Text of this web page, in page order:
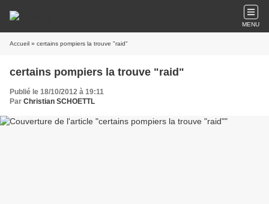
MENU
Accueil » certains pompiers la trouve "raid"
certains pompiers la trouve "raid"
Publié le 18/10/2012 à 19:11
Par Christian SCHOETTL